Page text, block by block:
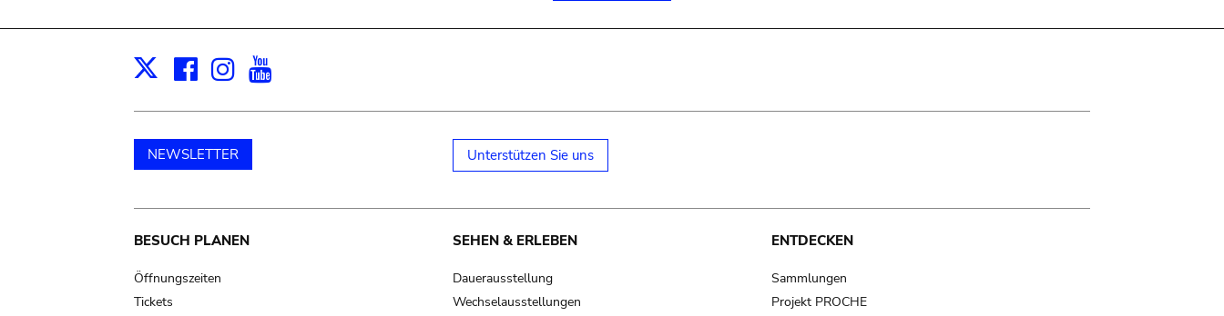
X Facebook
Instagram
NEWSLETTER Unterstützen Sie uns
Main
navigation
BESUCH PLANEN
Öffnungszeiten
Tickets
SEHEN & ERLEBEN
Dauerausstellung
Wechselausstellungen
ENTDECKEN
Sammlungen
Projekt PROCHE